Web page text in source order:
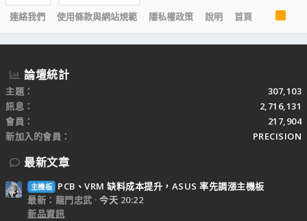
連絡我們
使用條款與網站規範 隱私權政策 說明 首頁
R
S
S
論壇統計
主題
307,103
訊息
2,716,131
會員
217,904
新加入的會員
PRECISION
最新文章
主機板
PCB、VRM 缺料成本提升，ASUS 率先調漲主機板
最新：龍門忠武
今天 20:22
新品資訊